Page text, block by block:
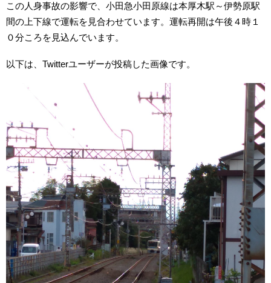
この人身事故の影響で、小田急小田原線は本厚木駅～伊勢原駅
間の上下線で運転を見合わせています。運転再開は午後４時１
０分ころを見込んでいます。
以下は、Twitterユーザーが投稿した画像です。